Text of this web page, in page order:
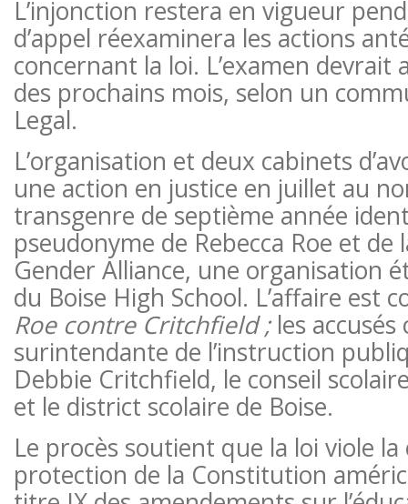
L’injonction restera en vigueur
d’appel réexaminera les actions
concernant la loi. L’examen devrait
des prochains mois, selon un
Legal.
L’organisation et deux cabinets
une action en justice en juillet au
transgenre de septième année
pseudonyme de Rebecca Roe et de
Gender Alliance, une organisation
du Boise High School. L’affaire est
Roe contre Critchfield ;les
surintendante de l’instruction
Debbie Critchfield, le conseil
et le district scolaire de Boise.
Le procès soutient que la loi viole la
protection de la Constitution